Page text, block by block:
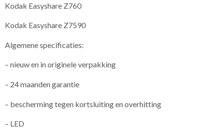
Kodak Easyshare Z760
Kodak Easyshare Z7590
Algemene specificaties:
– nieuw en in originele verpakking
– 24 maanden garantie
– bescherming tegen kortsluiting en overhitting
– LED